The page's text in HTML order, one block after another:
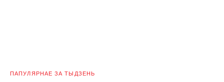
ПАПУЛЯРНАЕ ЗА ТЫДЗЕНЬ